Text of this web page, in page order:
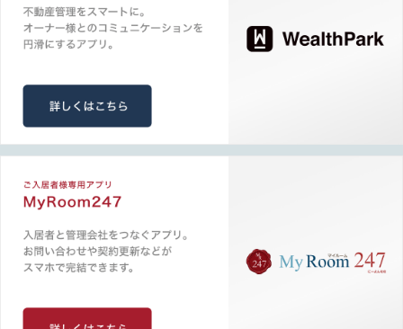
運営・管理サービス
駐車場のご案内
販売中物件のご案内